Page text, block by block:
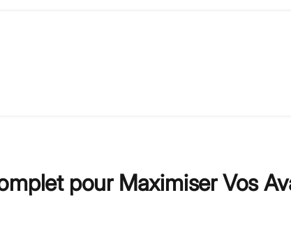
pour Maximiser Vos